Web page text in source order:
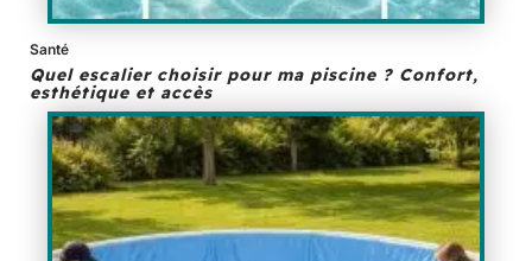
Santé
Quel escalier choisir pour ma piscine ? Confort,
esthétique et accès